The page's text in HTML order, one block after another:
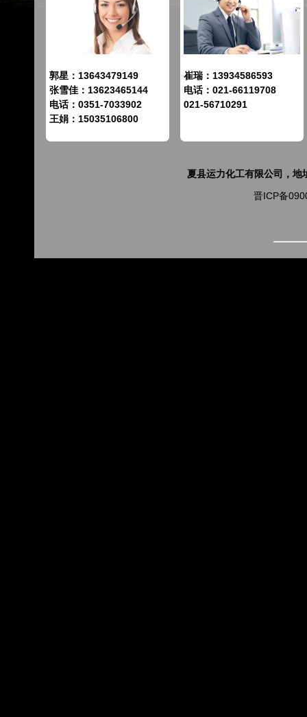
郭星：13643479149
张雪佳：13623465144
电话：0351-7033902
王娟：15035106800
崔瑞：13934586593
电话：021-66119708
021-56710291
夏县运力化工有限公司，
晋ICP备